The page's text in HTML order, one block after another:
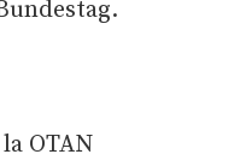
OTAN